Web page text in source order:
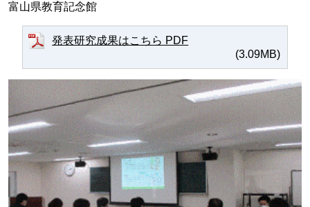
富山県教育記念館
発表研究成果はこちら PDF
(3.09MB)